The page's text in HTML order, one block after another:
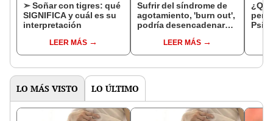
➣ Soñar con tigres: qué
SIGNIFICA y cuál es su
interpretación
LEER MÁS
Sufrir del síndrome de
agotamiento, 'burn out',
podría desencadenar
videojuegos, según
especialistas de la
LEER MÁS
tarde
LO MÁS VISTO LO ÚLTIMO